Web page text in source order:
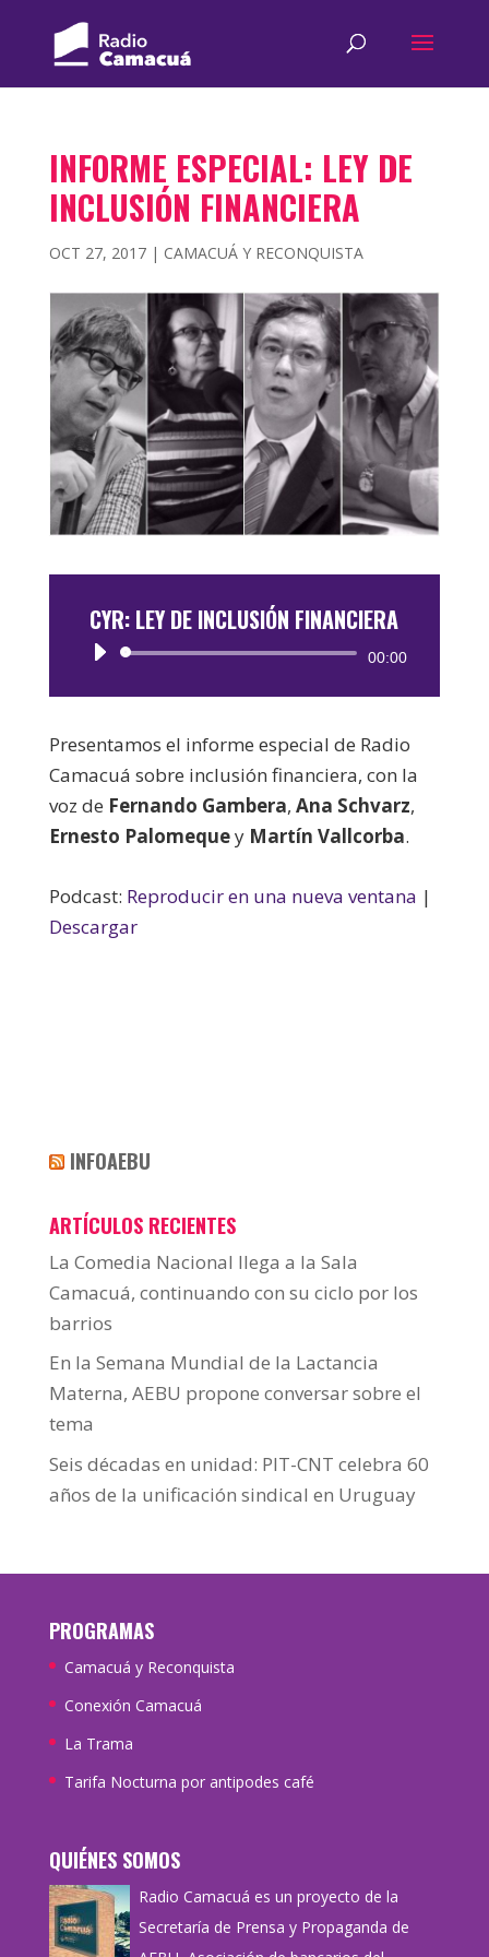
INFORME ESPECIAL: LEY DE
INCLUSIÓN FINANCIERA
OCT 27, 2017| CAMACUÁ Y RECONQUISTA
CYR: LEY DE INCLUSIÓN FINANCIERA
Reproductor
00:00
Presentamos el informe especial de Radio
Camacuá sobre inclusión financiera, con la
voz de Fernando Gambera, Ana Schvarz,
Ernesto PalomequeyMartín Vallcorba.
Podcast: Reproducir en una nueva ventana |
Descargar
INFOAEBU
ARTÍCULOS RECIENTES
La Comedia Nacional llega a la Sala
Camacuá, continuando con su ciclo por los
barrios
En la Semana Mundial de la Lactancia
Materna, AEBU propone conversar sobre el
tema
Seis décadas en unidad: PIT-CNT celebra 60
años de la unificación sindical en Uruguay
PROGRAMAS
Camacuá y Reconquista
Conexión Camacuá
La Trama
Tarifa Nocturna por antipodes café
QUIÉNES SOMOS
Radio Camacuá es un proyecto de la
Secretaría de Prensa y Propaganda de